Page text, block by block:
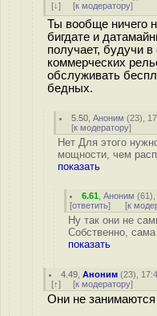
[↓] [к модератору]
Ты вообще ничего
бигдате и
получает, будучи
коммерческих
обслуживать
бедных.
5.50 ,Аноним (23),
[к модератору]
Нет Для этого
мощности, чем
показать
6.61 ,Аноним (61),
[ответить] [к
Ну так они не
Собственно,
показать
4.49 ,Аноним (23),
[↑] [к модератору]
Они не занимаются